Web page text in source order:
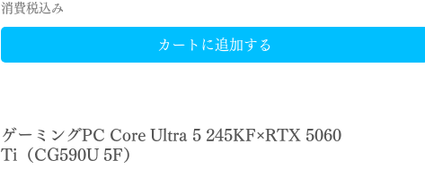
消費税込み
カートに追加する
ゲーミングPC Core Ultra 5 245KF×RTX 5060
Ti（CG590U 5F）